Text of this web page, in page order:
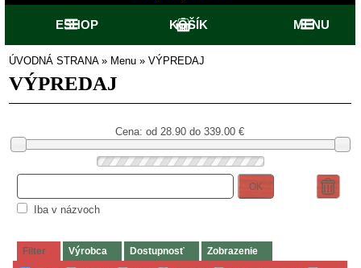
ESHOP KOŠÍK MENU
ÚVODNÁ STRANA» Menu » VÝPREDAJ
VÝPREDAJ
Cena: od 28.90 do 339.00 €
OK
Iba v názvoch
Filter Výrobca Dostupnosť Zobrazenie